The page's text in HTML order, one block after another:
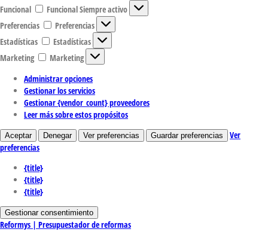
Funcional
FuncionalSiempre activo
Preferencias
Preferencias
Estadísticas
Estadísticas
Marketing
Marketing
Administrar opciones
Gestionar los servicios
Gestionar {vendor_count} proveedores
Leer más sobre estos propósitos
Aceptar Denegar Ver preferencias Guardar preferencias
Ver
preferencias
{title}
{title}
{title}
Gestionar consentimiento
Reformys | Presupuestador de reformas